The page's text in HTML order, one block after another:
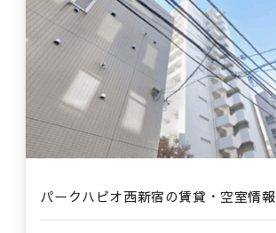
パークハビオ西新宿の賃貸・空室情報